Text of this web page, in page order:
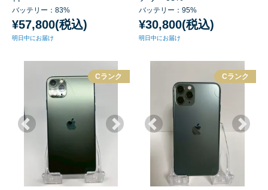
バッテリー：83%
¥57,800(税込)
明日中にお届け
バッテリー：95%
¥30,800(税込)
明日中にお届け
Cランク Cランク